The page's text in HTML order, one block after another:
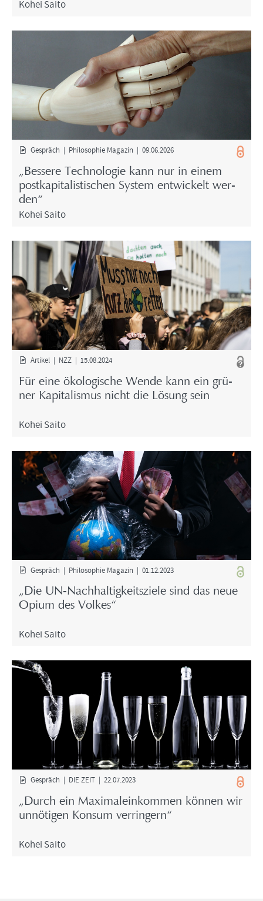
Kohei Saito
Ge­spräch | Phi­lo­so­phie Ma­ga­zin | 09.06.2026
„Bes­se­re Tech­no­lo­gie kann nur in einem
post­ka­pi­ta­lis­ti­schen Sys­tem ent­wi­ckelt wer­
den“
Kohei Saito
Ar­ti­kel | NZZ | 15.08.2024
Für eine öko­lo­gi­sche Wende kann ein grü­
ner Ka­pi­ta­lis­mus nicht die Lö­sung sein
Kohei Saito
Ge­spräch | Phi­lo­so­phie Ma­ga­zin | 01.12.2023
„Die UN-​Nachhaltigkeitsziele sind das neue
Opium des Vol­kes“
Kohei Saito
Ge­spräch | DIE ZEIT | 22.07.2023
„Durch ein Ma­xi­mal­ein­kom­men kön­nen wir
un­nö­ti­gen Kon­sum ver­rin­gern“
Kohei Saito